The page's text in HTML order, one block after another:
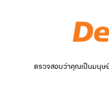
ตรวจสอบว่าคุณเป็นมนุษ